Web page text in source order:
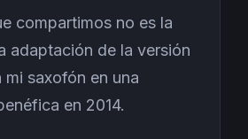
compartimos no es la
adaptación de la versión
saxofón en una
en 2014.